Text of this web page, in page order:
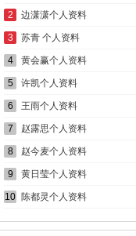
2 边潇潇个人资料
3 苏青 个人资料
4 黄会赢个人资料
5 许凯个人资料
6 王雨个人资料
7 赵露思个人资料
8 赵今麦个人资料
9 黄日莹个人资料
10 陈都灵个人资料